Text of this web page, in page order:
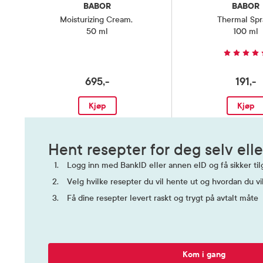
BABOR
Moisturizing Cream,
50 ml
695,-
Kjøp
BABOR
Thermal
100 ml
191,-
Kjøp
Hent resepter for deg selv
Logg inn med BankID eller annen eID og få sikker
Velg hvilke resepter du vil hente ut og hvordan du
Få dine resepter levert raskt og trygt på avtalt måte
Kom i gang